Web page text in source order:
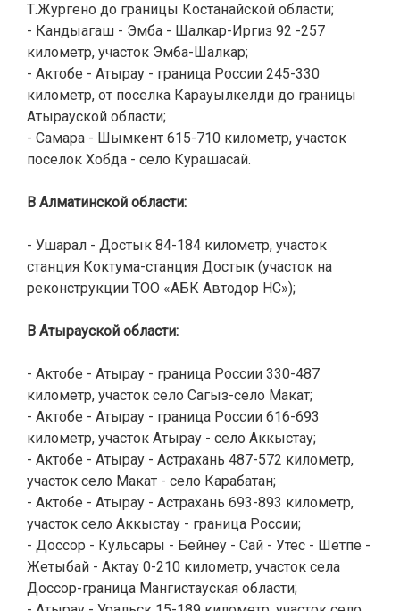
Т.Жургено до границы Костанайской области;
- Кандыагаш - Эмба - Шалкар-Иргиз 92 -257
километр, участок Эмба-Шалкар;
- Актобе - Атырау - граница России 245-330
километр, от поселка Карауылкелди до границы
Атырауской области;
- Самара - Шымкент 615-710 километр, участок
поселок Хобда - село Курашасай.
В Алматинской области:
- Ушарал - Достык 84-184 километр, участок
станция Коктума-станция Достык (участок на
реконструкции ТОО «АБК Автодор НС»);
В Атырауской области:
- Актобе - Атырау - граница России 330-487
километр, участок село Сагыз-село Макат;
- Актобе - Атырау - граница России 616-693
километр, участок Атырау - село Аккыстау;
- Актобе - Атырау - Астрахань 487-572 километр,
участок село Макат - село Карабатан;
- Актобе - Атырау - Астрахань 693-893 километр,
участок село Аккыстау - граница России;
- Доссор - Кульсары - Бейнеу - Сай - Утес - Шетпе -
Жетыбай - Актау 0-210 километр, участок села
Доссор-граница Мангистауская области;